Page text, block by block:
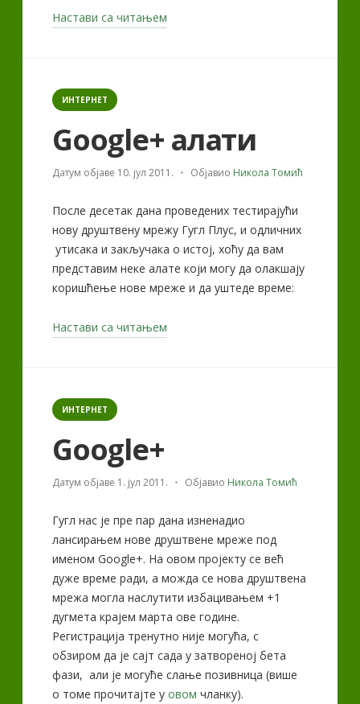
Настави са читањем
Categories
ИНТЕРНЕТ
Google+ алати
Датум објаве 10. јул 2011. Објавио Никола Томић
После десетак дана проведених тестирајући
нову друштвену мрежу Гугл Плус, и одличних
утисака и закључака о истој, хоћу да вам
представим неке алате који могу да олакшају
коришћење нове мреже и да уштеде време:
Настави са читањем
Categories
ИНТЕРНЕТ
Google+
Датум објаве 1. јул 2011. Објавио Никола Томић
Гугл нас је пре пар дана изненадио
лансирањем нове друштвене мреже под
именом Google+. На овом пројекту се већ
дуже време ради, а можда се нова друштвена
мрежа могла наслутити избацивањем +1
дугмета крајем марта ове године.
Регистрација тренутно није могућа, с
обзиром да је сајт сада у затвореној бета
фази, али је могуће слање позивница (више
о томе прочитајте уовом чланку).